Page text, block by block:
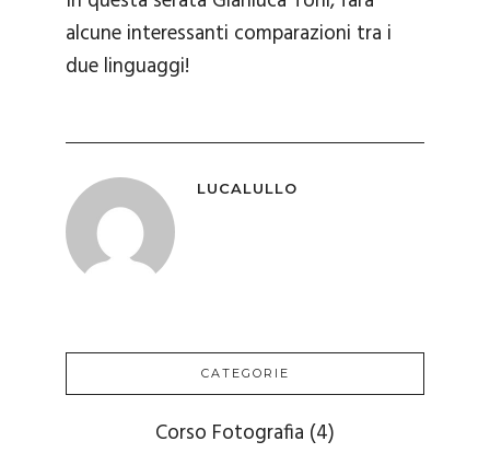
alcune interessanti comparazioni tra i
due linguaggi!
LUCALULLO
CATEGORIE
Corso Fotografia (4)